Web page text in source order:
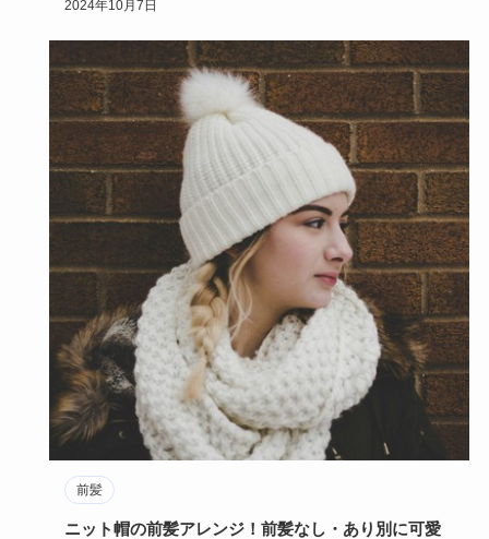
2024年10月7日
前髪
ニット帽の前髪アレンジ！前髪なし・あり別に可愛